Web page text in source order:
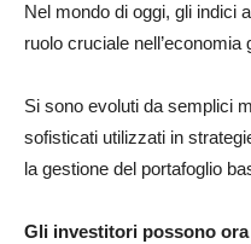
Nel mondo di oggi, gli indici
ruolo cruciale nell’economia
Si sono evoluti da semplici
sofisticati utilizzati in
la gestione del portafoglio
Gli investitori possono